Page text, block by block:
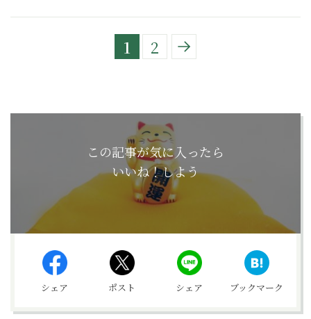
1 2
この記事が気に入ったら
いいね！しよう
シェア ポスト シェア ブックマーク